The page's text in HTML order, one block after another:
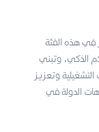
هذه الفئة
وتبني
وتعزيز
الدولة في